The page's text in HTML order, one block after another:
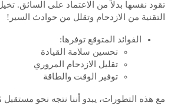
تقود نفسها بدلاً من الاعتماد على السائق.
التقنية من الازدحام وتقلل من حوادث السير!
الفوائد المتوقع توفرها:
تحسين سلامة القيادة
تقليل الازدحام المروري
توفير الوقت والطاقة
مع هذه التطورات، يبدو أننا نتجه نحو